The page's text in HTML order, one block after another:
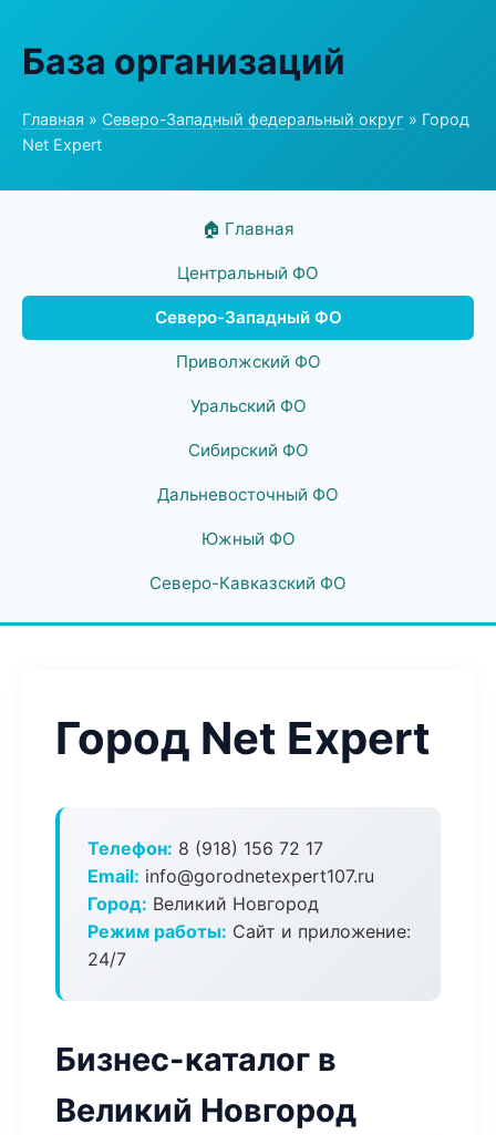
База организаций
Главная » Северо-Западный федеральный округ » Город
Net Expert
🏠 Главная
Центральный ФО
Северо-Западный ФО
Приволжский ФО
Уральский ФО
Сибирский ФО
Дальневосточный ФО
Южный ФО
Северо-Кавказский ФО
Город Net Expert
Телефон: 8 (918) 156 72 17
Email: info@gorodnetexpert107.ru
Город: Великий Новгород
Режим работы: Сайт и приложение:
24/7
Бизнес-каталог в
Великий Новгород